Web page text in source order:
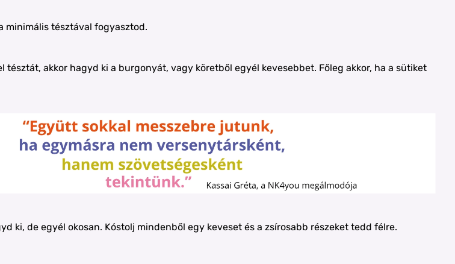
minimális tésztával fogyasztod.
tésztát, akkor hagyd ki a burgonyát, vagy köretből egyél kevesebbet. Főleg akkor, ha a sütiket
ki, de egyél okosan. Kóstolj mindenből egy keveset és a zsírosabb részeket tedd félre.